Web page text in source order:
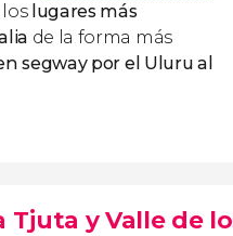
lugares más
de la forma más
segway por el Uluru al
Tjuta y Valle de